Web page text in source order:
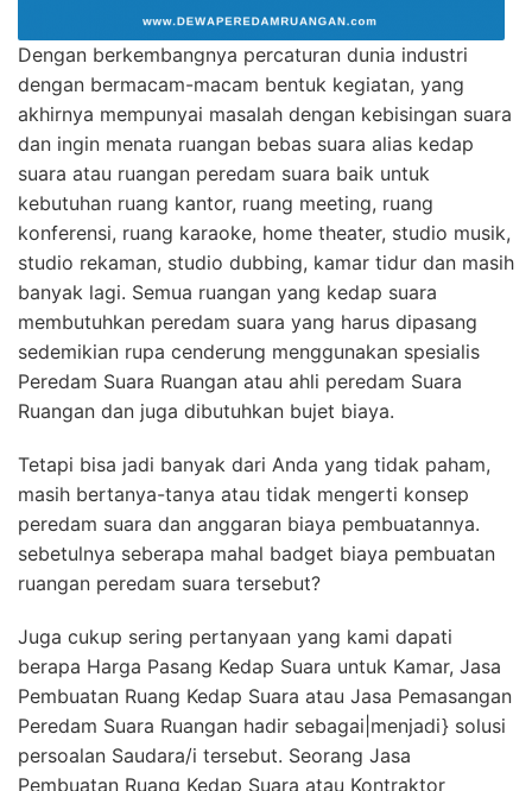
Dengan berkembangnya percaturan dunia industri
dengan bermacam-macam bentuk kegiatan, yang
akhirnya mempunyai masalah dengan kebisingan suara
dan ingin menata ruangan bebas suara alias kedap
suara atau ruangan peredam suara baik untuk
kebutuhan ruang kantor, ruang meeting, ruang
konferensi, ruang karaoke, home theater, studio musik,
studio rekaman, studio dubbing, kamar tidur dan masih
banyak lagi. Semua ruangan yang kedap suara
membutuhkan peredam suara yang harus dipasang
sedemikian rupa cenderung menggunakan spesialis
Peredam Suara Ruangan atau ahli peredam Suara
Ruangan dan juga dibutuhkan bujet biaya.
Tetapi bisa jadi banyak dari Anda yang tidak paham,
masih bertanya-tanya atau tidak mengerti konsep
peredam suara dan anggaran biaya pembuatannya.
sebetulnya seberapa mahal badget biaya pembuatan
ruangan peredam suara tersebut?
Juga cukup sering pertanyaan yang kami dapati
berapa Harga Pasang Kedap Suara untuk Kamar, Jasa
Pembuatan Ruang Kedap Suara atau Jasa Pemasangan
Peredam Suara Ruangan hadir sebagai|menjadi} solusi
persoalan Saudara/i tersebut. Seorang Jasa
Pembuatan Ruang Kedap Suara atau Kontraktor